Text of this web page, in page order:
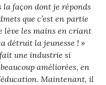
la façon dont je réponds
que c’est en partie
lève les mains en criant
détruit la jeunesse ! »
une industrie si
améliorées, en
Maintenant, il